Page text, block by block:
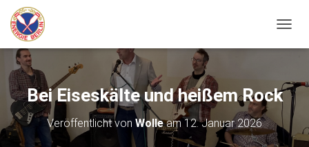
A
G
I
Bei Eiseskälte und heißem Rock
Veröffentlicht von Wolleam 12. Januar 2026